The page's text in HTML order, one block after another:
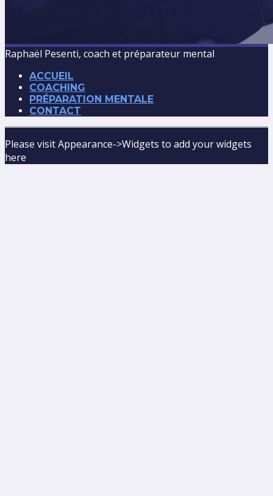
Raphaël Pesenti, coach et préparateur mental
ACCUEIL
COACHING
PRÉPARATION MENTALE
CONTACT
Please visit Appearance->Widgets to add your widgets
here